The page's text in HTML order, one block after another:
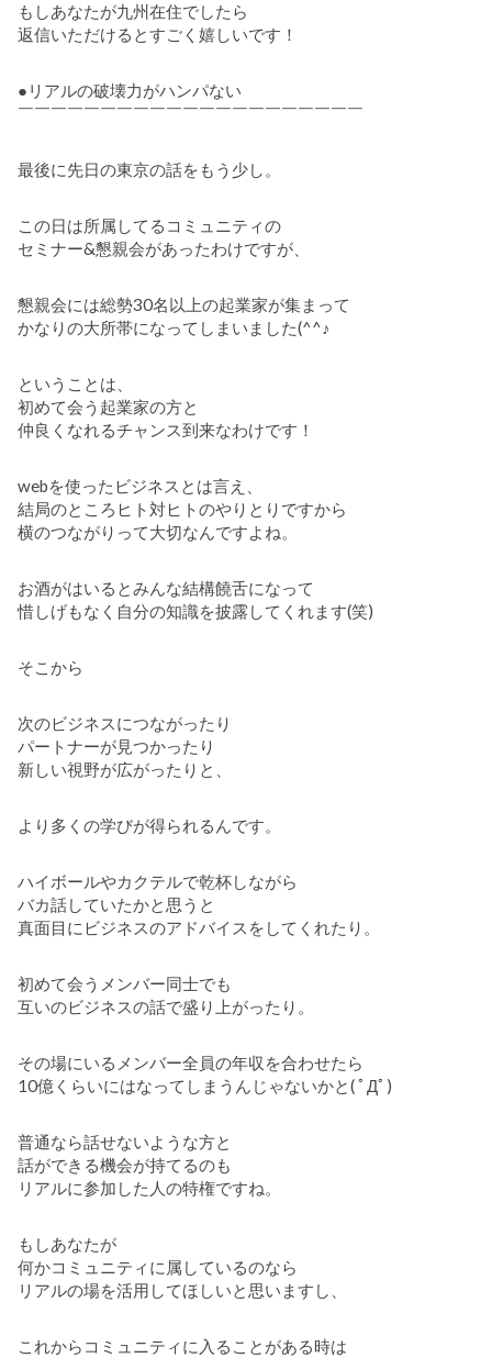
もしあなたが九州在住でしたら
返信いただけるとすごく嬉しいです！
●リアルの破壊力がハンパない
￣￣￣￣￣￣￣￣￣￣￣￣￣￣￣￣￣￣￣￣￣
最後に先日の東京の話をもう少し。
この日は所属してるコミュニティの
セミナー&懇親会があったわけですが、
懇親会には総勢30名以上の起業家が集まって
かなりの大所帯になってしまいました(^^♪
ということは、
初めて会う起業家の方と
仲良くなれるチャンス到来なわけです！
webを使ったビジネスとは言え、
結局のところヒト対ヒトのやりとりですから
横のつながりって大切なんですよね。
お酒がはいるとみんな結構饒舌になって
惜しげもなく自分の知識を披露してくれます(笑)
そこから
次のビジネスにつながったり
パートナーが見つかったり
新しい視野が広がったりと、
より多くの学びが得られるんです。
ハイボールやカクテルで乾杯しながら
バカ話していたかと思うと
真面目にビジネスのアドバイスをしてくれたり。
初めて会うメンバー同士でも
互いのビジネスの話で盛り上がったり。
その場にいるメンバー全員の年収を合わせたら
10億くらいにはなってしまうんじゃないかと( ﾟДﾟ)
普通なら話せないような方と
話ができる機会が持てるのも
リアルに参加した人の特権ですね。
もしあなたが
何かコミュニティに属しているのなら
リアルの場を活用してほしいと思いますし、
これからコミュニティに入ることがある時は